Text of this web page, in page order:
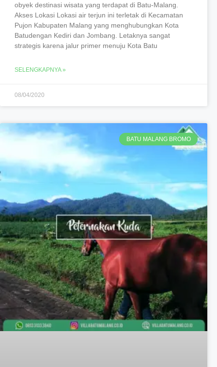
obyek destinasi wisata yang terdapat di Batu-Malang.
Akses Lokasi Lokasi air terjun ini terletak di Kecamatan
Pujon Kabupaten Malang yang menghubungkan Kota
Batudengan Kediri dan Jombang. Letaknya sangat
strategis karena jalur primer menuju Kota Batu
SELENGKAPNYA »
08/04/2020
BATU MALANG BROMO